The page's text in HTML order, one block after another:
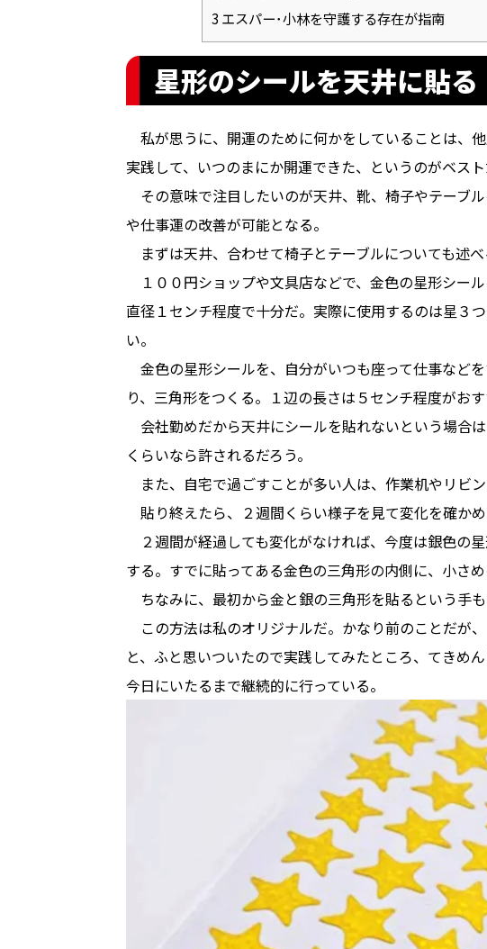
3 エスパー･小林を守護する存在が指南
星形のシールを天井に貼る
私が思うに、開運のために何かをしていることは、
実践して、いつのまにか開運できた、というのがベスト
その意味で注目したいのが天井、靴、椅子やテーブ
や仕事運の改善が可能となる。
まずは天井、合わせて椅子とテーブルについても述べ
１００円ショップや文具店などで、金色の星形シー
直径１センチ程度で十分だ。実際に使用するのは星３
い。
金色の星形シールを、自分がいつも座って仕事など
り、三角形をつくる。１辺の長さは５センチ程度がおす
会社勤めだから天井にシールを貼れないという場合
くらいなら許されるだろう。
また、自宅で過ごすことが多い人は、作業机やリビ
貼り終えたら、２週間くらい様子を見て変化を確かめ
２週間が経過しても変化がなければ、今度は銀色の
する。すでに貼ってある金色の三角形の内側に、小さ
ちなみに、最初から金と銀の三角形を貼るという手も
この方法は私のオリジナルだ。かなり前のことだが
と、ふと思いついたので実践してみたところ、てきめ
今日にいたるまで継続的に行っている。